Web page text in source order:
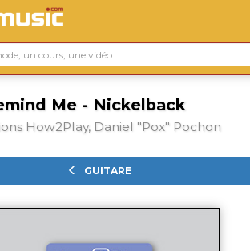
Me - Nickelback
How2Play, Daniel "Pox" Pochon
GUITARE